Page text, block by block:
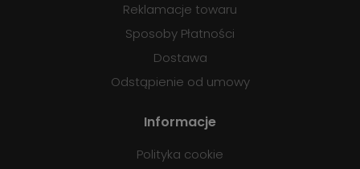
Reklamacje towaru
Sposoby Płatności
Dostawa
Odstąpienie od umowy
Informacje
Polityka cookie